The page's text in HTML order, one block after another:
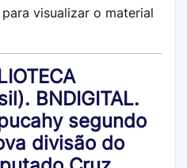
visualizar o material
BNDIGITAL.
segundo
divisão do